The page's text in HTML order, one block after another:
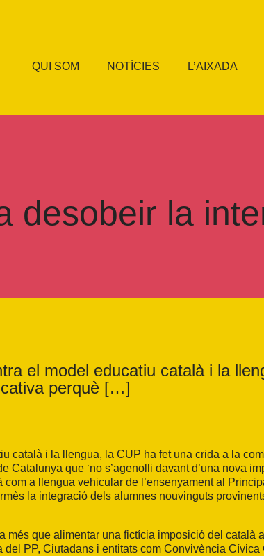
QUI SOM NOTÍCIES L’AIXADA
desobeir la
el model educatiu català i la
perquè […]
català i la llengua, la CUP ha fet una crida a la
que ‘no s’agenolli davant d’una nova
a llengua vehicular de l’ensenyament al
la integració dels alumnes nouvinguts
més que alimentar una fictícia imposició del català a
PP, Ciutadans i entitats com Convivència Cívica